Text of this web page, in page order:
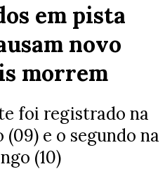
em pista
novo
morrem
foi registrado na
e o segundo na
(10)